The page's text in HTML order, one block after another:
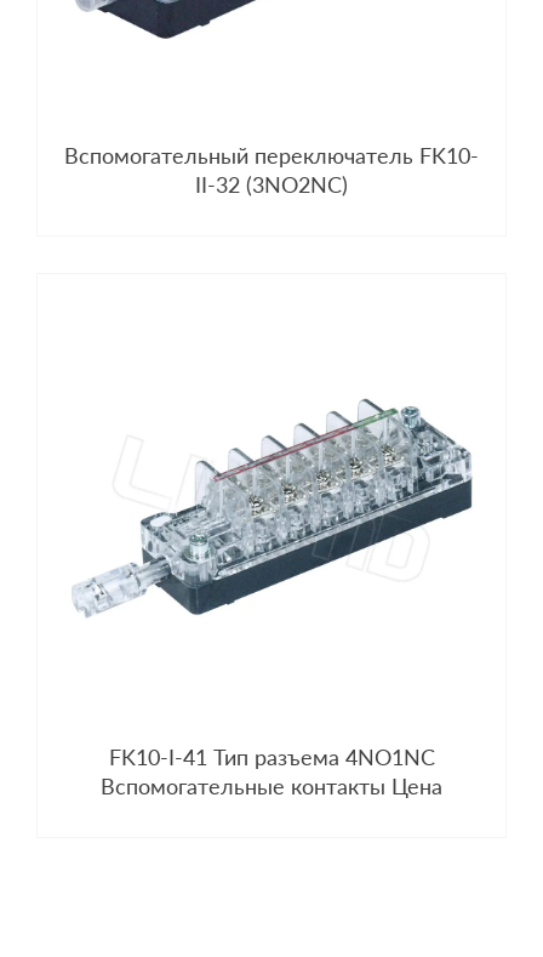
Вспомогательный переключатель FK10-
II-32 (3NO2NC)
FK10-I-41 Тип разъема 4NO1NC
Вспомогательные контакты Цена